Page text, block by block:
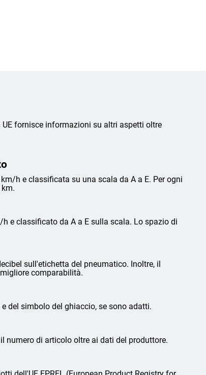
fornisce informazioni su altri aspetti oltre
h e classificata su una scala da A a E. Per ogni
e classificato da A a E sulla scala. Lo spazio di
sull'etichetta del pneumatico. Inoltre, il
comparabilità.
del simbolo del ghiaccio, se sono adatti.
numero di articolo oltre ai dati del produttore.